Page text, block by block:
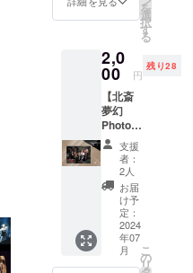
像やイベン
ティング
コーディネ
イト業務を
行っており
ます。​
この日
の記念
がで
しょう
か☆素
敵な想
い出に
なるは
ず… 注)
撮影券
の引き
換えは
当日劇
場で行
います
ので、
お送り
を
選
択
す
る
2,0
00 円
残り28
【北斎
夢幻
Photoポ
スト
カー
ド】 今
作の美
しいビ
ジュア
ルに
メッ
セージ
を添え
支援
者：
2人
お届
け予
定：
2024
年07
月
こ
の
リ